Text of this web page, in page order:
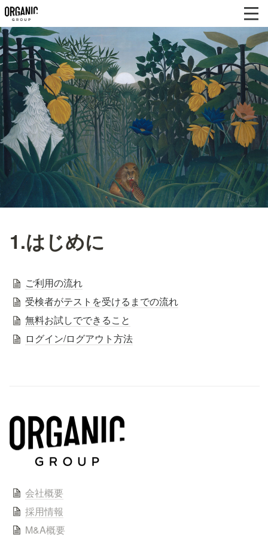
1.はじめに
ご利用の流れ
受検者がテストを受けるまでの流れ
無料お試しでできること
ログイン/ログアウト方法
会社概要
採用情報
M&A概要